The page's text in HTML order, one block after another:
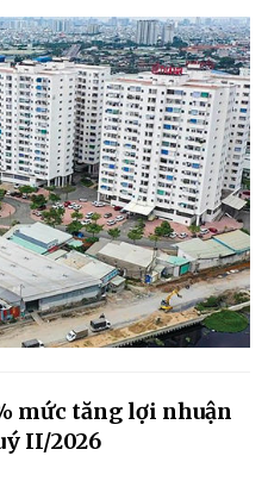
mức tăng lợi nhuận
II/2026